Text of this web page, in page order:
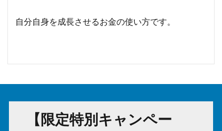
自分自身を成長させるお金の使い方です。
【限定特別キャンペー